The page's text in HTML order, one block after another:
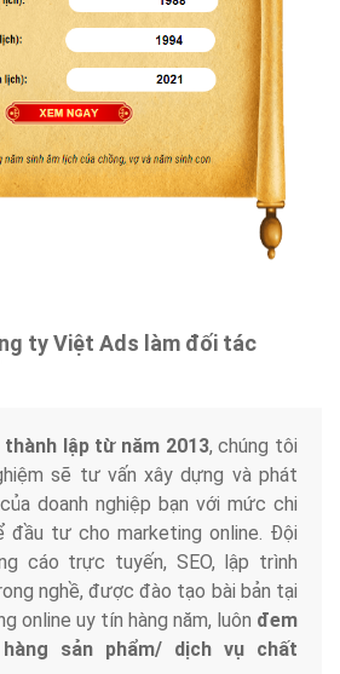
ty Việt Ads làm đối tác
lập từ năm 2013, chúng tôi
sẽ tư vấn xây dựng và phát
doanh nghiệp bạn với mức chi
đầu tư cho marketing online. Đội
cáo trực tuyến, SEO, lập trình
nghề, được đào tạo bài bản tại
online uy tín hàng năm, luôn đem
sản phẩm/ dịch vụ chất